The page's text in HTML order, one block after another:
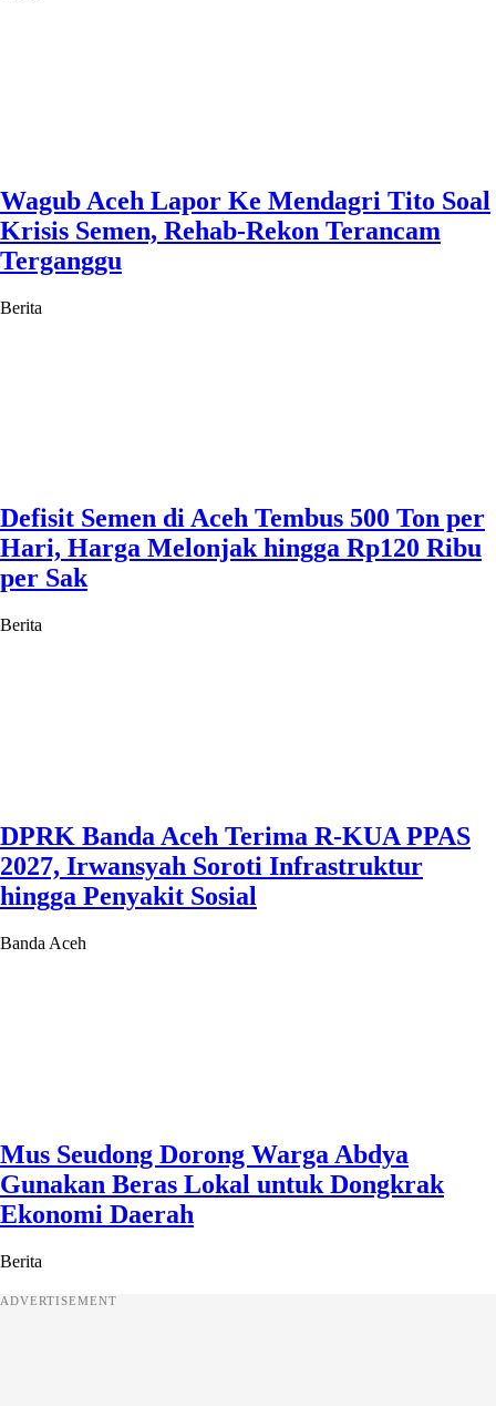
Wagub Aceh Lapor Ke Mendagri Tito Soal
Krisis Semen, Rehab-Rekon Terancam
Terganggu
Berita
Defisit Semen di Aceh Tembus 500 Ton per
Hari, Harga Melonjak hingga Rp120 Ribu
per Sak
Berita
DPRK Banda Aceh Terima R-KUA PPAS
2027, Irwansyah Soroti Infrastruktur
hingga Penyakit Sosial
Banda Aceh
Mus Seudong Dorong Warga Abdya
Gunakan Beras Lokal untuk Dongkrak
Ekonomi Daerah
Berita
ADVERTISEMENT